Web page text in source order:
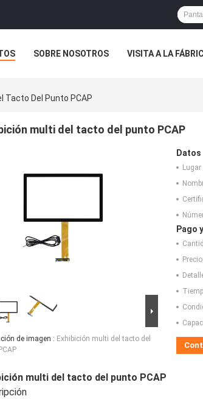
SOBRE NOSOTROS VISITA A LA
Tacto Del Punto PCAP
multi del tacto del punto PCAP
de imagen : Exhibición multi del tacto del
Pago
Precio:
multi del tacto del punto PCAP